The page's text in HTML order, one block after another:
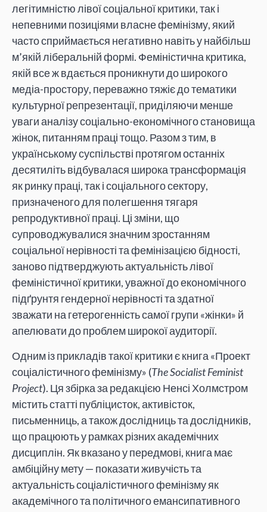
легітимністю лівої соціальної критики, так і
непевними позиціями власне фемінізму, який
часто сприймається негативно навіть у найбільш
м’якій ліберальній формі. Феміністична критика,
якій все ж вдається проникнути до широкого
медіа-простору, переважно тяжіє до тематики
культурної репрезентації, приділяючи менше
уваги аналізу соціально-економічного становища
жінок, питанням праці тощо. Разом з тим, в
українському суспільстві протягом останніх
десятиліть відбувалася широка трансформація
як ринку праці, так і соціального сектору,
призначеного для полегшення тягаря
репродуктивної праці. Ці зміни, що
супроводжувалися значним зростанням
соціальної нерівності та фемінізацією бідності,
заново підтверджують актуальність лівої
феміністичної критики, уважної до економічного
підґрунтя гендерної нерівності та здатної
зважати на гетерогенність самої групи «жінки» й
апелювати до проблем широкої аудиторії.
Одним із прикладів такої критики є книга «Проект
соціалістичного фемінізму» (The Socialist Feminist
Project). Ця збірка за редакцією Ненсі Холмстром
містить статті публіцисток, активісток,
письменниць, а також дослідниць та дослідників,
що працюють у рамках різних академічних
дисциплін. Як вказано у передмові, книга має
амбіційну мету — показати живучість та
актуальність соціалістичного фемінізму як
академічного та політичного емансипативного